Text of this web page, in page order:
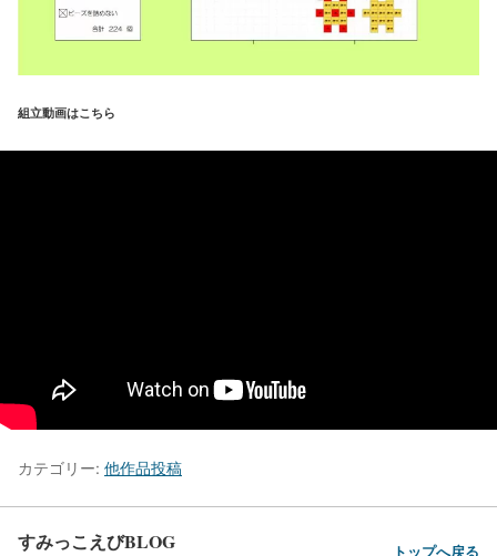
組立動画はこちら
カテゴリー: 他作品投稿
すみっこえびBLOG トップへ戻る